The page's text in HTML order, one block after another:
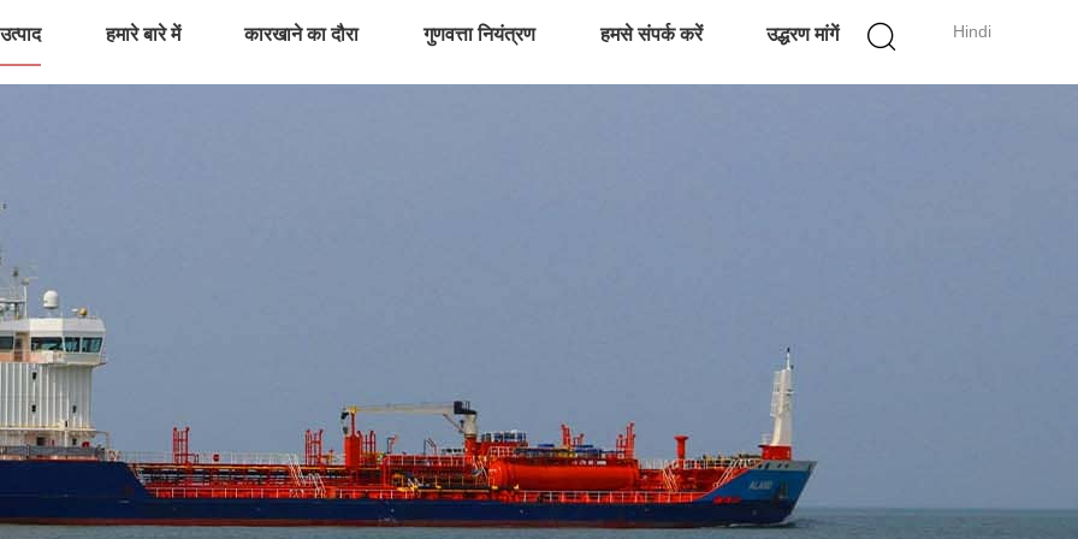
Hindi
उत्पाद हमारे बारे में कारखाने का दौरा गुणवत्ता नियंत्रण हमसे संपर्क करें उद्धरण मांगें